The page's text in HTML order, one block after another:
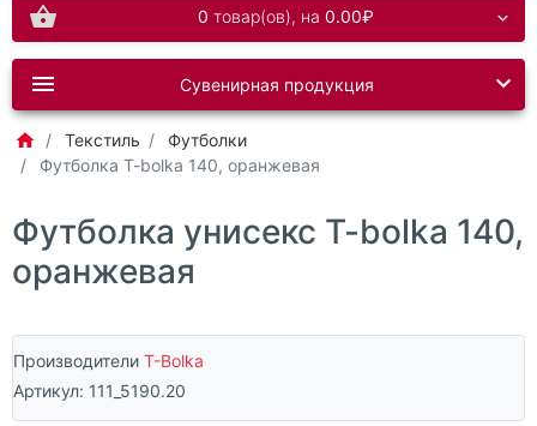
0 товар(ов), на 0.00₽
Сувенирная продукция
Текстиль
Футболки
Футболка T-bolka 140, оранжевая
Футболка унисекс T-bolka 140,
оранжевая
Производители T-Bolka
Артикул: 111_5190.20